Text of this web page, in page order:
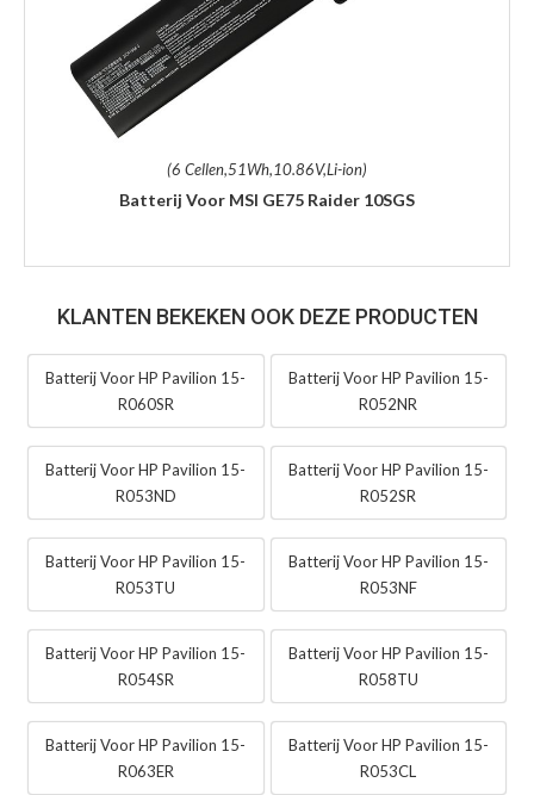
(6 Cellen,51Wh,10.86V,Li-ion)
Batterij Voor MSI GE75 Raider 10SGS
KLANTEN BEKEKEN OOK DEZE PRODUCTEN
Batterij Voor HP Pavilion 15-
R060SR
Batterij Voor HP Pavilion 15-
R052NR
Batterij Voor HP Pavilion 15-
R053ND
Batterij Voor HP Pavilion 15-
R052SR
Batterij Voor HP Pavilion 15-
R053TU
Batterij Voor HP Pavilion 15-
R053NF
Batterij Voor HP Pavilion 15-
R054SR
Batterij Voor HP Pavilion 15-
R058TU
Batterij Voor HP Pavilion 15-
R063ER
Batterij Voor HP Pavilion 15-
R053CL